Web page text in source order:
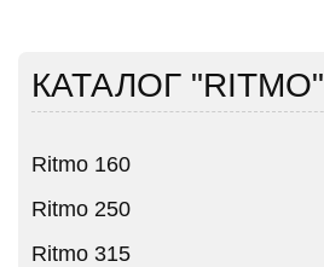
КАТАЛОГ "RITMO"
Ritmo 160
Ritmo 250
Ritmo 315